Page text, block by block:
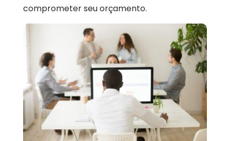
comprometer seu orçamento.